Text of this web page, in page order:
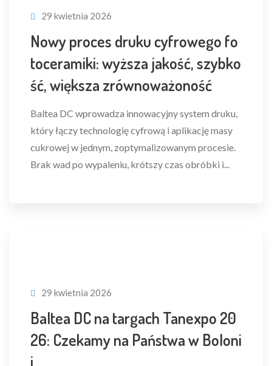
29 kwietnia 2026
Nowy proces druku cyfrowego fo
toceramiki: wyższa jakość, szybko
ść, większa zrównoważoność
Baltea DC wprowadza innowacyjny system druku,
który łączy technologię cyfrową i aplikację masy
cukrowej w jednym, zoptymalizowanym procesie.
Brak wad po wypaleniu, krótszy czas obróbki i...
29 kwietnia 2026
Baltea DC na targach Tanexpo 20
26: Czekamy na Państwa w Boloni
i.